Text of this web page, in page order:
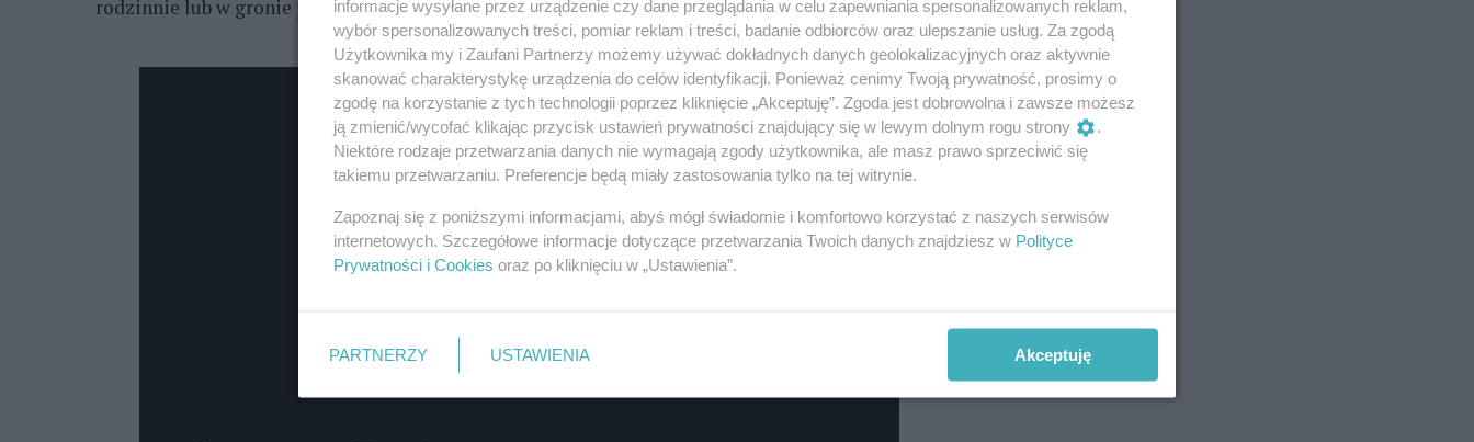
rodzinnie lub w gronie przyjaciół i znajomych spędzać wolny czas.
informacje wysyłane przez urządzenie czy dane przeglądania w celu zapewniania spersonalizowanych reklam,
wybór spersonalizowanych treści, pomiar reklam i treści, badanie odbiorców oraz ulepszanie usług. Za zgodą
Użytkownika my i Zaufani Partnerzy możemy używać dokładnych danych geolokalizacyjnych oraz aktywnie
skanować charakterystykę urządzenia do celów identyfikacji. Ponieważ cenimy Twoją prywatność, prosimy o
zgodę na korzystanie z tych technologii poprzez kliknięcie „Akceptuję”. Zgoda jest dobrowolna i zawsze możesz
ją zmienić/wycofać klikając przycisk ustawień prywatności znajdujący się w lewym dolnym rogu strony
.
Niektóre rodzaje przetwarzania danych nie wymagają zgody użytkownika, ale masz prawo sprzeciwić się
takiemu przetwarzaniu. Preferencje będą miały zastosowania tylko na tej witrynie.
Zapoznaj się z poniższymi informacjami, abyś mógł świadomie i komfortowo korzystać z naszych serwisów
internetowych. Szczegółowe informacje dotyczące przetwarzania Twoich danych znajdziesz w Polityce
Prywatności i Cookies oraz po kliknięciu w „Ustawienia”.
PARTNERZY USTAWIENIA Akceptuję